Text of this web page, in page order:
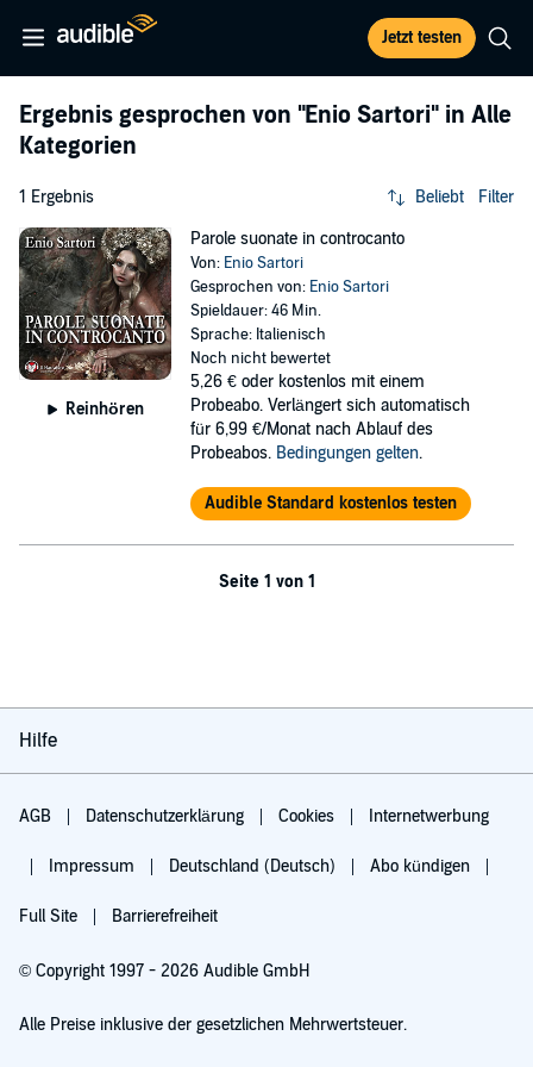
Jetzt testen
Ergebnis gesprochen von "Enio Sartori" in Alle
Kategorien
1 Ergebnis Beliebt Filter
Reinhören
Parole suonate in controcanto
Von: Enio Sartori
Gesprochen von: Enio Sartori
Spieldauer: 46 Min.
Sprache: Italienisch
Noch nicht bewertet
5,26 € oder kostenlos mit einem
Probeabo. Verlängert sich automatisch
für 6,99 €/Monat nach Ablauf des
Probeabos. Bedingungen gelten.
Audible Standard kostenlos testen
Seite 1 von 1
Hilfe
AGB Datenschutzerklärung Cookies Internetwerbung
Impressum Deutschland (Deutsch) Abo kündigen
Full Site Barrierefreiheit
© Copyright 1997 - 2026 Audible GmbH
Alle Preise inklusive der gesetzlichen Mehrwertsteuer.